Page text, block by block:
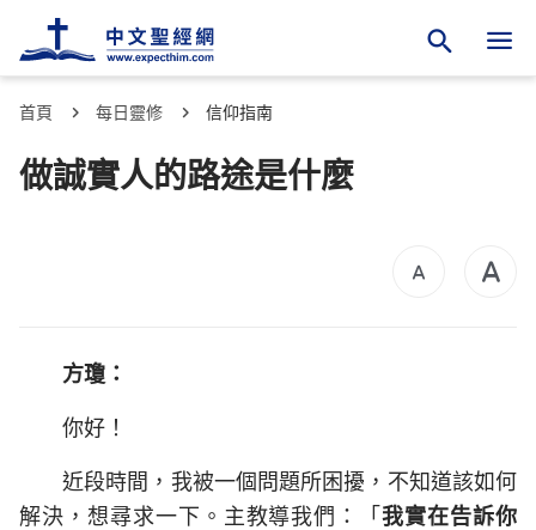
首頁 每日靈修 信仰指南
做誠實人的路途是什麼
方瓊：
你好！
近段時間，我被一個問題所困擾，不知道該如何
解決，想尋求一下。主教導我們：「我實在告訴你